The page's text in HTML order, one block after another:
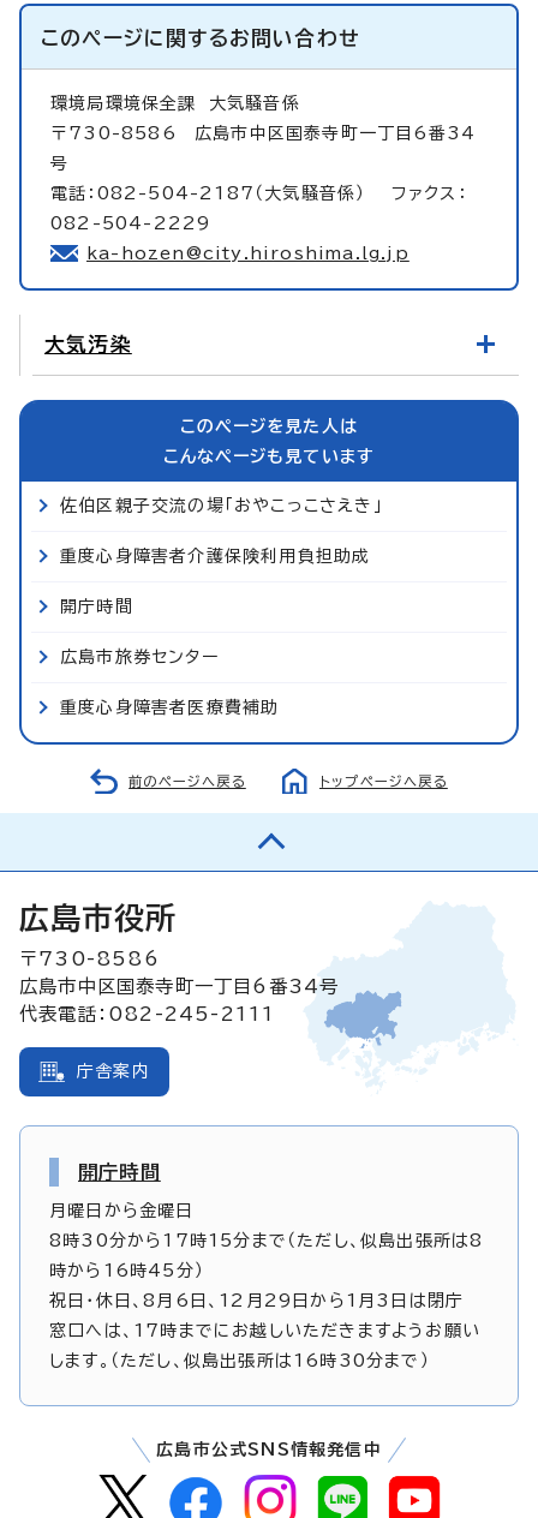
このページに関するお問い合わせ
環境局環境保全課 大気騒音係
〒730-8586 広島市中区国泰寺町一丁目6番34
号
電話：082-504-2187（大気騒音係） ファクス：
082-504-2229
ka-hozen@city.hiroshima.lg.jp
大気汚染
このページを見た人は
こんなページも見ています
佐伯区親子交流の場「おやこっこさえき」
重度心身障害者介護保険利用負担助成
開庁時間
広島市旅券センター
重度心身障害者医療費補助
前のページへ戻る トップページへ戻る
広島市役所
〒730-8586
広島市中区国泰寺町一丁目6番34号
代表電話：082-245-2111
庁舎案内
開庁時間
月曜日から金曜日
8時30分から17時15分まで（ただし、似島出張所は8
時から16時45分）
祝日・休日、8月6日、12月29日から1月3日は閉庁
窓口へは、17時までにお越しいただきますようお願い
します。（ただし、似島出張所は16時30分まで）
広島市公式SNS情報発信中